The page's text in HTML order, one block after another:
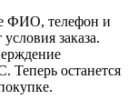
ФИО, телефон и
заказа.
Теперь останется